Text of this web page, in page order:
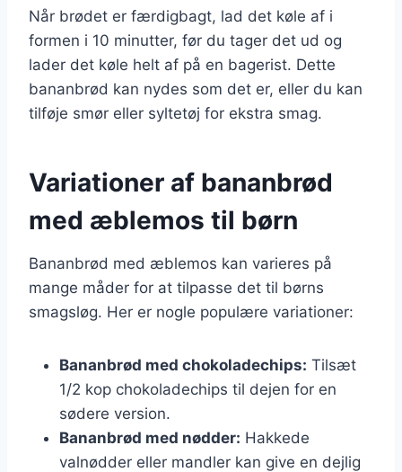
Når brødet er færdigbagt, lad det køle af i
formen i 10 minutter, før du tager det ud og
lader det køle helt af på en bagerist. Dette
bananbrød kan nydes som det er, eller du kan
tilføje smør eller syltetøj for ekstra smag.
Variationer af bananbrød
med æblemos til børn
Bananbrød med æblemos kan varieres på
mange måder for at tilpasse det til børns
smagsløg. Her er nogle populære variationer:
Bananbrød med chokoladechips: Tilsæt
1/2 kop chokoladechips til dejen for en
sødere version.
Bananbrød med nødder: Hakkede
valnødder eller mandler kan give en dejlig